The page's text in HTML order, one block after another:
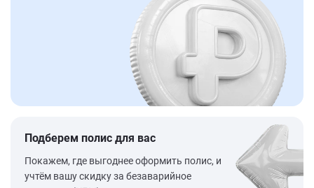
Подберем полис для вас
Покажем, где выгоднее оформить полис, и
учтём вашу скидку за безаварийное